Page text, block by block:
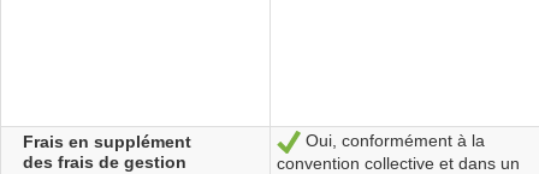
Frais en supplément
des frais de gestion
Sí
Oui, conformément à la
convention collective et dans un